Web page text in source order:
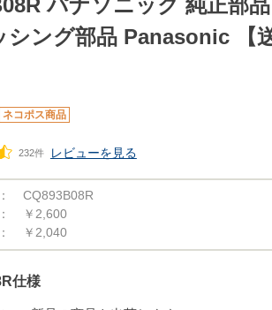
パナソニック 純正部
シング部品 Panasonic 【
ネコポス商品
232件 レビューを見る
CQ893B08R
￥2,600
￥2,040
仕様